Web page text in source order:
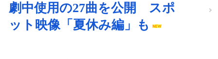
劇中使用の27曲を公開 スポ
ット映像「夏休み編」も